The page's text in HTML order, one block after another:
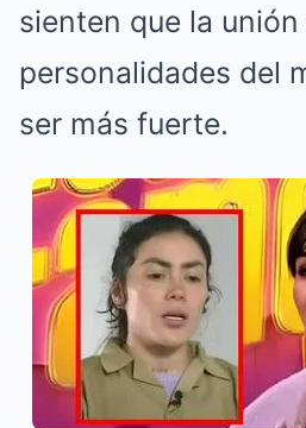
sienten que la
personalidades del
ser más fuerte.